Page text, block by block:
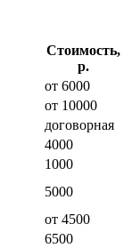
Стоимость,
р.
от 6000
от 10000
договорная
4000
1000
5000
от 4500
6500